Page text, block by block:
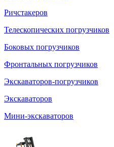
Ричстакеров
Телескопических погрузчиков
Боковых погрузчиков
Фронтальных погрузчиков
Экскаваторов-погрузчиков
Экскаваторов
Мини-экскаваторов